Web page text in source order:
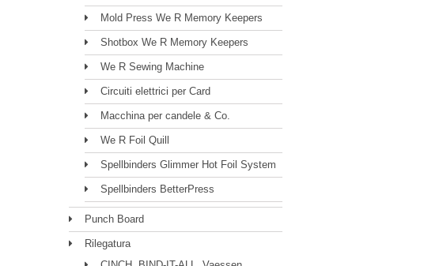
Mold Press We R Memory Keepers
Shotbox We R Memory Keepers
We R Sewing Machine
Circuiti elettrici per Card
Macchina per candele & Co.
We R Foil Quill
Spellbinders Glimmer Hot Foil System
Spellbinders BetterPress
Punch Board
Rilegatura